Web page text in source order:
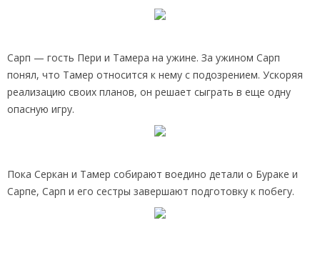
Сарп — гость Пери и Тамера на ужине. За ужином Сарп
понял, что Тамер относится к нему с подозрением. Ускоряя
реализацию своих планов, он решает сыграть в еще одну
опасную игру.
Пока Серкан и Тамер собирают воедино детали о Бураке и
Сарпе, Сарп и его сестры завершают подготовку к побегу.